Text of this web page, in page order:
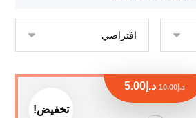
تخفيض!
د.إ10.00 د.إ 5.00